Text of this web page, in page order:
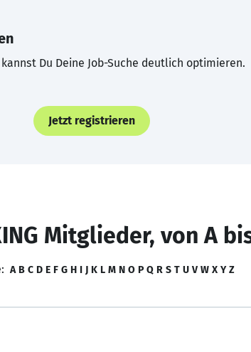
Du Deine Job-Suche deutlich optimieren.
Jetzt registrieren
Mitglieder, von A
A B C D E F G H I J K L M N O P Q R S T U V W X Y Z